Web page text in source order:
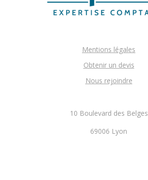
Mentions légales
Obtenir un devis
Nous rejoindre
10 Boulevard des Belges
69006 Lyon